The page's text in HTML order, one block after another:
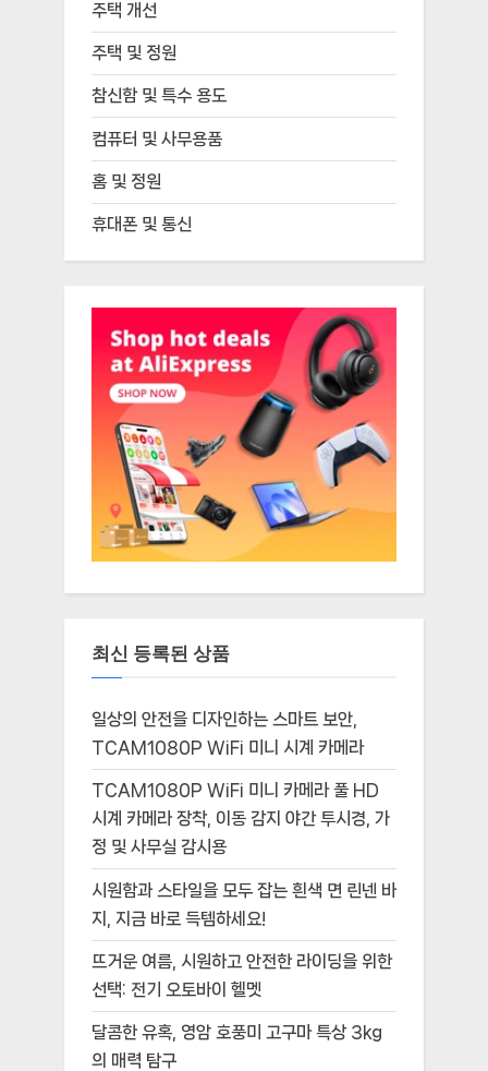
주택 개선
주택 및 정원
참신함 및 특수 용도
컴퓨터 및 사무용품
홈 및 정원
휴대폰 및 통신
최신 등록된 상품
일상의 안전을 디자인하는 스마트 보안,
TCAM1080P WiFi 미니 시계 카메라
TCAM1080P WiFi 미니 카메라 풀 HD
시계 카메라 장착, 이동 감지 야간 투시경, 가
정 및 사무실 감시용
시원함과 스타일을 모두 잡는 흰색 면 린넨 바
지, 지금 바로 득템하세요!
뜨거운 여름, 시원하고 안전한 라이딩을 위한
선택: 전기 오토바이 헬멧
달콤한 유혹, 영암 호풍미 고구마 특상 3kg
의 매력 탐구